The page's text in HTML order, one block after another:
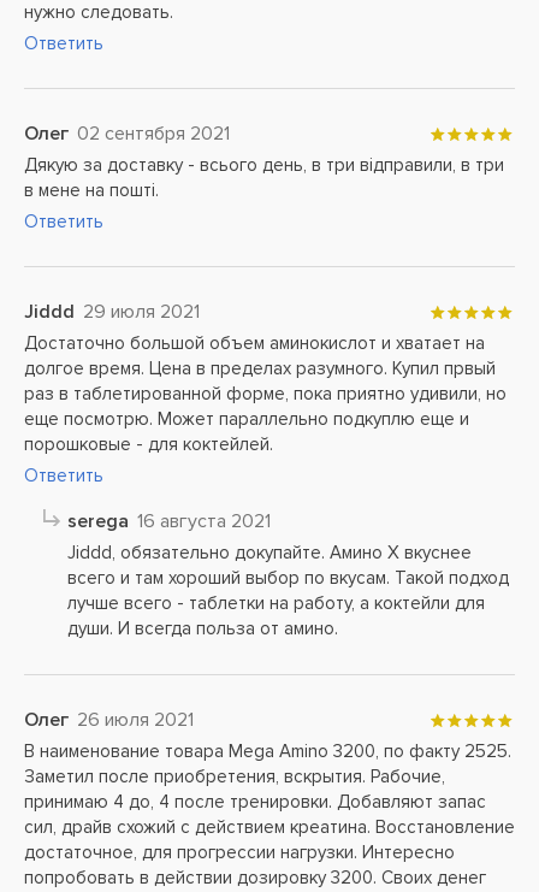
нужно следовать.
Ответить
Олег 02 сентября 2021
Дякую за доставку - всього день, в три відправили, в три
в мене на пошті.
Ответить
Jiddd 29 июля 2021
Достаточно большой объем аминокислот и хватает на
долгое время. Цена в пределах разумного. Купил првый
раз в таблетированной форме, пока приятно удивили, но
еще посмотрю. Может параллельно подкуплю еще и
порошковые - для коктейлей.
Ответить
serega 16 августа 2021
Jiddd, обязательно докупайте. Амино Х вкуснее
всего и там хороший выбор по вкусам. Такой подход
лучше всего - таблетки на работу, а коктейли для
души. И всегда польза от амино.
Олег 26 июля 2021
В наименование товара Mega Amino 3200, по факту 2525.
Заметил после приобретения, вскрытия. Рабочие,
принимаю 4 до, 4 после тренировки. Добавляют запас
сил, драйв схожий с действием креатина. Восстановление
достаточное, для прогрессии нагрузки. Интересно
попробовать в действии дозировку 3200. Своих денег